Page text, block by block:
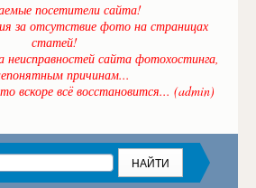
посетители сайта!
за отсутствие фото на страницах
статей!
неисправностей сайта фотохостинга,
причинам...
вскоре всё восстановится... (admin)